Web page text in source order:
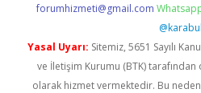
forumhizmeti@gmail.com
@karabul
Yasal Uyarı: Sitemiz, 5651 Sayılı
ve İletişim Kurumu (BTK) tarafından
olarak hizmet vermektedir. Bu